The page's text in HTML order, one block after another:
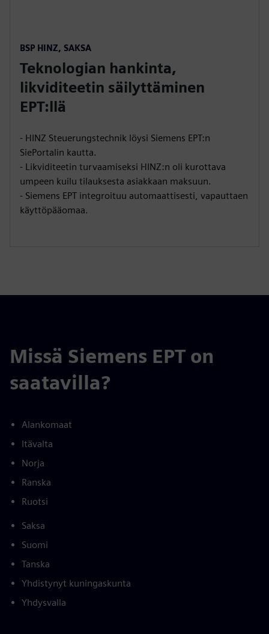
BSP HINZ, SAKSA
Teknologian hankinta,
likviditeetin säilyttäminen
EPT:llä
- HINZ Steuerungstechnik löysi Siemens EPT:n
SiePortalin kautta.
- Likviditeetin turvaamiseksi HINZ:n oli kurottava
umpeen kuilu tilauksesta asiakkaan maksuun.
- Siemens EPT integroituu automaattisesti, vapauttaen
käyttöpääomaa.
Missä Siemens EPT on
saatavilla?
Alankomaat
Itävalta
Norja
Ranska
Ruotsi
Saksa
Suomi
Tanska
Yhdistynyt kuningaskunta
Yhdysvalla